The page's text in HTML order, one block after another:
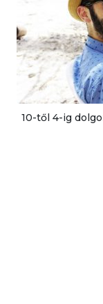
10-től 4-ig